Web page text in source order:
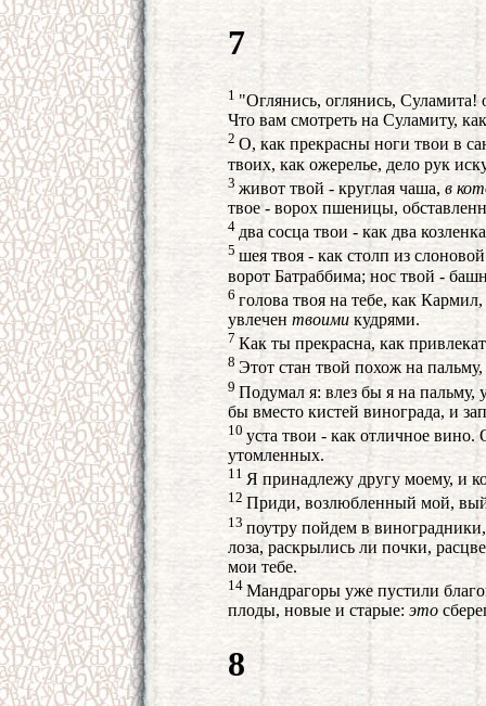
7
1 "Оглянись, оглянись, Суламита!
Что вам смотреть на Суламиту,
2 О, как прекрасны ноги твои в
твоих, как ожерелье, дело рук
3 живот твой - круглая чаша, в
твое - ворох пшеницы,
4 два сосца твои - как два
5 шея твоя - как столп из
ворот Батраббима; нос твой -
6 голова твоя на тебе, как
увлечен твоими кудрями.
7 Как ты прекрасна, как
8 Этот стан твой похож на
9 Подумал я: влез бы я на пальму,
бы вместо кистей винограда, и
10 уста твои - как отличное вино.
утомленных.
11 Я принадлежу другу моему, и
12 Приди, возлюбленный мой,
13 поутру пойдем в
лоза, раскрылись ли почки,
мои тебе.
14 Мандрагоры уже пустили
плоды, новые и старые: это
8